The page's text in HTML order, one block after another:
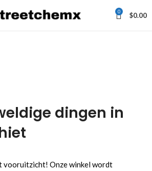
0 $0.00
dingen in
vooruitzicht! Onze winkel wordt